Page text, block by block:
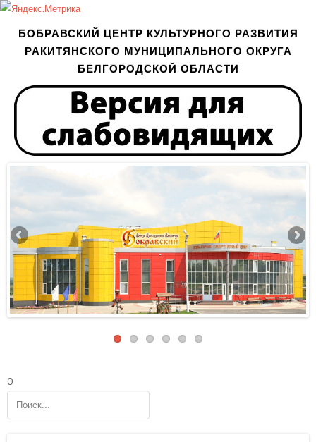
БОБРАВСКИЙ ЦЕНТР КУЛЬТУРНОГО РАЗВИТИЯ
РАКИТЯНСКОГО МУНИЦИПАЛЬНОГО ОКРУГА
БЕЛГОРОДСКОЙ ОБЛАСТИ
0